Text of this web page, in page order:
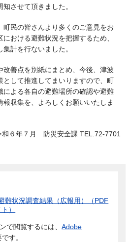
させて頂きました。
町民の皆さんより多くのご意見をお
おける避難状況を把握するため、
集計を行ないました。
改善点を別紙にまとめ、今後、津波
として推進してまいりますので、町
による各自の避難場所の確認や避難
報収集を、よろしくお願いいたしま
和６年７月 防災安全課 TEL. 72-7701
難状況調査結果（広報用）（PDF
）
で閲覧するには、Adobe
す。